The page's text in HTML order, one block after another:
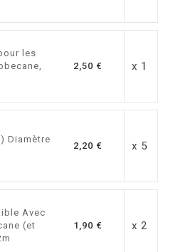
les
2,50 € x 1
Diamètre
2,20 € x 5
Avec
(et
1,90 € x 2